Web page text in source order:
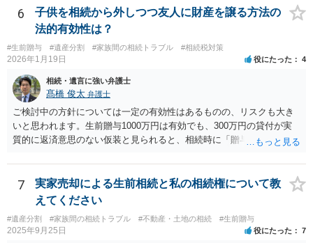
6
子供を相続から外しつつ友人に財産を譲る方法の
法的有効性は？
#生前贈与 #遺産分割 #家族間の相続トラブル #相続税対策
2026年1月19日 役にたった 4
相続・遺言に強い弁護士
髙橋 俊太 弁護士
ご検討中の方針については一定の有効性はあるものの、リスクも大き
いと思われます。生前贈与1000万円は有効でも、300万円の貸付が実
質的に返済意思のない仮装と見られると、相続時に「贈与」と評価さ
法として考えられるものとしては、 ①信託（家族信託・目的信託） 財
産を信託口に移し、受託者（信頼できる友人や専門職）に管理させ、
・生存中はあなたの生活費・介護費に優先充当 ・残余を友人や慈善団
体へ と使途を厳格に指定。相続ではなく信託帰属になるため、子の関
与を大きく排除できます。 ②遺言＋生命保険の組合せ 生活資金は手元
に残し、余剰資金で受取人を友人・団体にした保険を活用。保険金は
7
実家売却による生前相続と私の相続権について教
えてください
#遺産分割 #家族間の相続トラブル #不動産・土地の相続 #生前贈与
2025年9月25日 役にたった 7